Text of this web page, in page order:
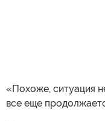
«Похоже, ситуация
все еще